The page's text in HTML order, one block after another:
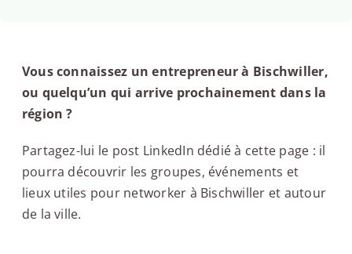
Vous connaissez un entrepreneur à Bischwiller,
ou quelqu’un qui arrive prochainement dans la
région ?
Partagez-lui le post LinkedIn dédié à cette page : il
pourra découvrir les groupes, événements et
lieux utiles pour networker à Bischwiller et autour
de la ville.